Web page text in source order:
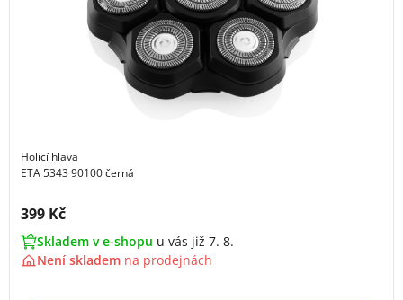
Holicí hlava
ETA 5343 90100 černá
Cena s DPH:
399 Kč
Skladem v e-shopu u vás již 7. 8.
Není skladem na prodejnách